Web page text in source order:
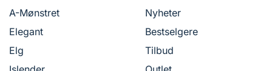
A-Mønstret
Elegant
Elg
Nyheter
Bestselgere
Tilbud